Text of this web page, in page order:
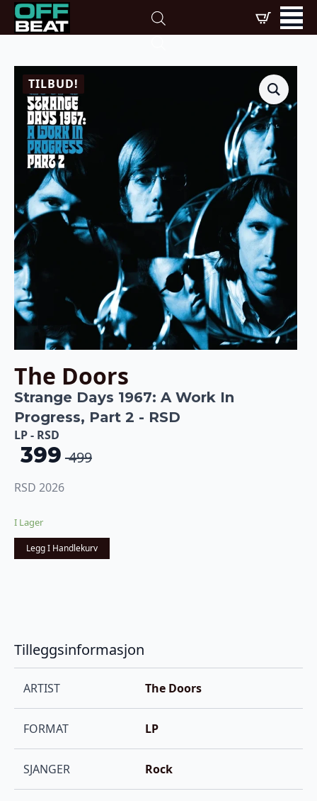
TILBUD!
The Doors
Strange Days 1967: A Work In
Progress, Part 2 - RSD
LP - RSD
499
Opprinnelig
pris
var:
kr 499.
399
Nåværende
pris
er:
kr 399.
RSD 2026
I Lager
Legg I Handlekurv
Tilleggsinformasjon
ARTIST The Doors
FORMAT LP
SJANGER Rock